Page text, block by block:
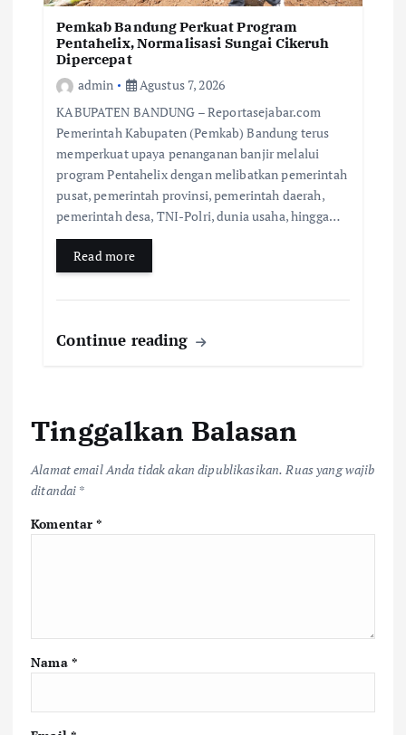
Pemkab Bandung Perkuat Program
Pentahelix, Normalisasi Sungai Cikeruh
Dipercepat
admin
Agustus 7, 2026
KABUPATEN BANDUNG – Reportasejabar.com
Pemerintah Kabupaten (Pemkab) Bandung terus
memperkuat upaya penanganan banjir melalui
program Pentahelix dengan melibatkan pemerintah
pusat, pemerintah provinsi, pemerintah daerah,
pemerintah desa, TNI-Polri, dunia usaha, hingga…
Read more
Continue reading
Tinggalkan Balasan
Alamat email Anda tidak akan dipublikasikan. Ruas yang wajib
ditandai *
Komentar*
Nama *